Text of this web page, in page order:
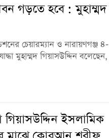
গড়তে হবে : মুহাম্মদ
চেয়ারম্যান ও নারায়ণগঞ্জ ৪-
মুহাম্মদ গিয়াসউদ্দিন বলেছেন,
গিয়াসউদ্দিন ইসলামিক